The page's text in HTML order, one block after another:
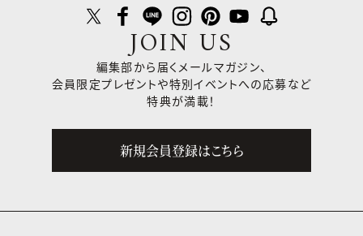
JOIN US
編集部から届くメールマガジン、
会員限定プレゼントや特別イベントへの応募など
特典が満載！
新規会員登録はこちら